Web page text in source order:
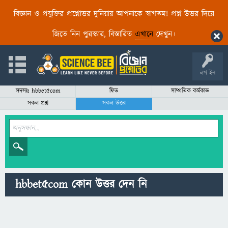
বিজ্ঞান ও প্রযুক্তির প্রশ্নোত্তর দুনিয়ায় আপনাকে স্বাগতম! প্রশ্ন-উত্তর দিয়ে
জিতে নিন পুরস্কার, বিস্তারিত এখানেদেখুন।
লগ ইন
সদস্যঃ hbbet5com ফিড
সাম্প্রতিক কর্মকান্ড
সকল প্রশ্ন
সকল উত্তর
hbbet5com কোন উত্তর দেন নি